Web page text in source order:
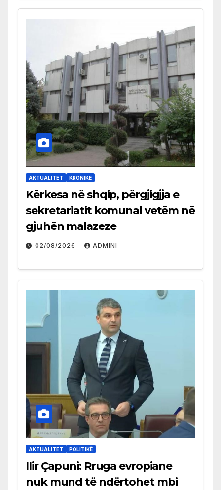
AKTUALITET KRONIKË
Kërkesa në shqip, përgjigjja e
sekretariatit komunal vetëm në
gjuhën malazeze
02/08/2026 ADMINI
AKTUALITET POLITIKË
Ilir Çapuni: Rruga evropiane
nuk mund të ndërtohet mbi